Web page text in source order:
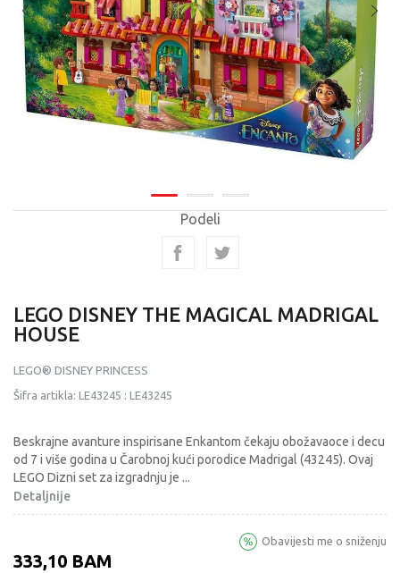
Podeli
LEGO DISNEY THE MAGICAL MADRIGAL
HOUSE
LEGO® DISNEY PRINCESS
Šifra artikla: LE43245 : LE43245
Beskrajne avanture inspirisane Enkantom čekaju obožavaoce i decu
od 7 i više godina u Čarobnoj kući porodice Madrigal (43245). Ovaj
LEGO Dizni set za izgradnju je ...
Detaljnije
333,10 BAM
Obavijesti me o sniženju